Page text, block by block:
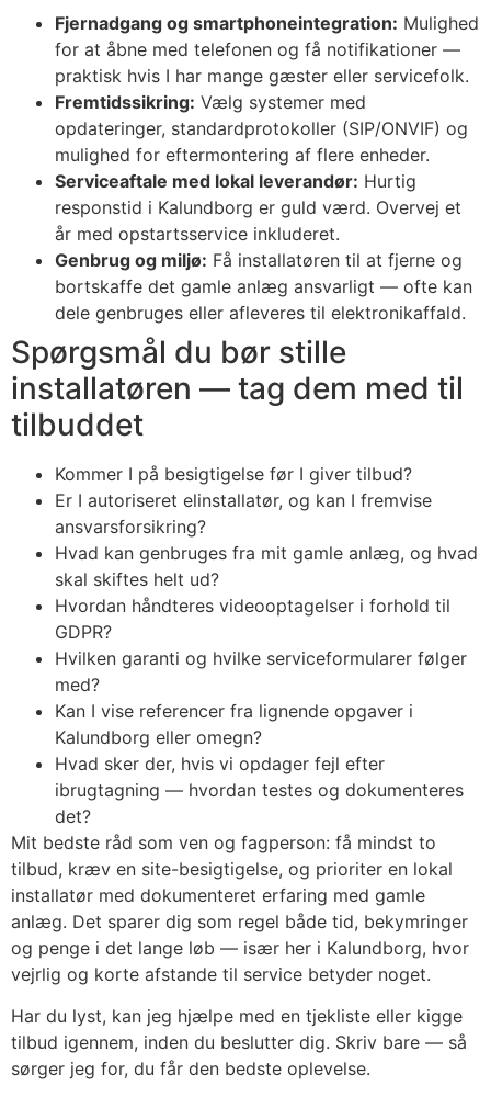
Fjernadgang og smartphoneintegration: Mulighed
for at åbne med telefonen og få notifikationer —
praktisk hvis I har mange gæster eller servicefolk.
Fremtidssikring: Vælg systemer med
opdateringer, standardprotokoller (SIP/ONVIF) og
mulighed for eftermontering af flere enheder.
Serviceaftale med lokal leverandør: Hurtig
responstid i Kalundborg er guld værd. Overvej et
år med opstartsservice inkluderet.
Genbrug og miljø: Få installatøren til at fjerne og
bortskaffe det gamle anlæg ansvarligt — ofte kan
dele genbruges eller afleveres til elektronikaffald.
Spørgsmål du bør stille
installatøren — tag dem med til
tilbuddet
Kommer I på besigtigelse før I giver tilbud?
Er I autoriseret elinstallatør, og kan I fremvise
ansvarsforsikring?
Hvad kan genbruges fra mit gamle anlæg, og hvad
skal skiftes helt ud?
Hvordan håndteres videooptagelser i forhold til
GDPR?
Hvilken garanti og hvilke serviceformularer følger
med?
Kan I vise referencer fra lignende opgaver i
Kalundborg eller omegn?
Hvad sker der, hvis vi opdager fejl efter
ibrugtagning — hvordan testes og dokumenteres
det?
Mit bedste råd som ven og fagperson: få mindst to
tilbud, kræv en site-besigtigelse, og prioriter en lokal
installatør med dokumenteret erfaring med gamle
anlæg. Det sparer dig som regel både tid, bekymringer
og penge i det lange løb — især her i Kalundborg, hvor
vejrlig og korte afstande til service betyder noget.
Har du lyst, kan jeg hjælpe med en tjekliste eller kigge
tilbud igennem, inden du beslutter dig. Skriv bare — så
sørger jeg for, du får den bedste oplevelse.